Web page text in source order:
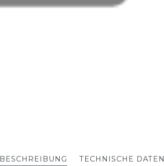
BESCHREIBUNG TECHNISCHE DATEN